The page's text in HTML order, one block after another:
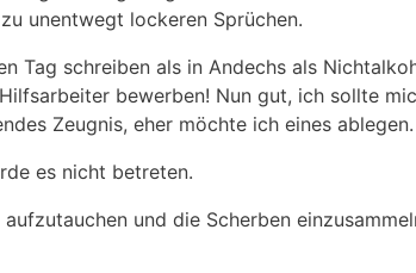
unentwegt lockeren Sprüchen.
Tag schreiben als in Andechs als
bewerben! Nun gut, ich sollte
Zeugnis, eher möchte ich eines
es nicht betreten.
und die Scherben